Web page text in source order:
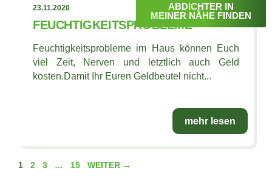
23.11.2020
FEUCHTIGKEITSPROBLEME
Feuchtigkeitsprobleme im Haus können Euch
viel Zeit, Nerven und letztlich auch Geld
kosten.Damit Ihr Euren Geldbeutel nicht...
mehr lesen
1 2 3 … 15 WEITER →
ABDICHTER IN
MEINER NÄHE FINDEN